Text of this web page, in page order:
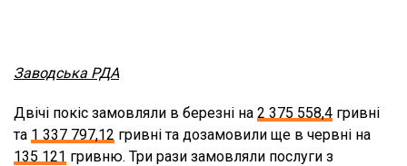
Заводська РДА
Двічі покіс замовляли в березні на 2 375 558,4 гривні
та 1 337 797,12 гривні та дозамовили ще в червні на
135 121 гривню. Три рази замовляли послуги з